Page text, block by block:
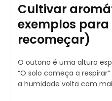
Cultivar
exemplos
recomeçar)
O outono é uma altura
“O solo começa a
a humidade volta com